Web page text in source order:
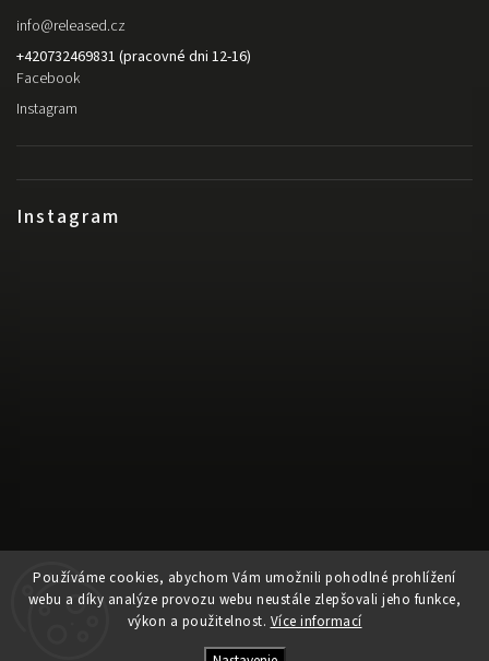
Používáme cookies, abychom Vám umožnili pohodlné prohlížení
webu a díky analýze provozu webu neustále zlepšovali jeho funkce,
výkon a použitelnost. Více informací
Instagram
Sledovať na Instagrame
info@released.cz
+420732469831 (pracovné dni 12-16)
Facebook
Instagram
Copyright 2026 Released. Všetky práva vyhradené.
Upraviť nastavenie cookies